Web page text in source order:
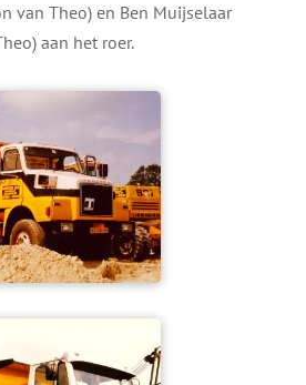
van Theo) en Ben Muijselaar
aan het roer.